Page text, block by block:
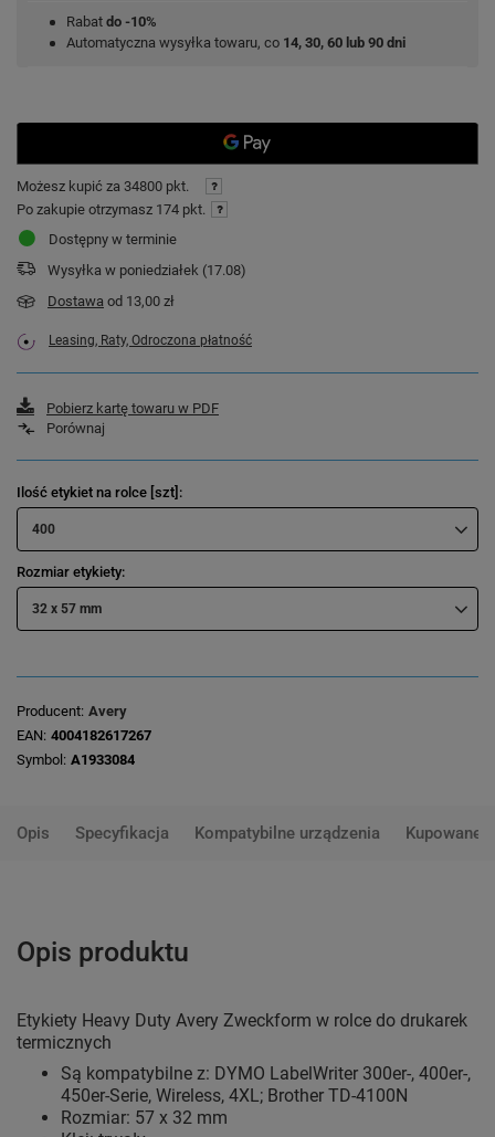
Rabat do -10%
Automatyczna wysyłka towaru, co 14, 30, 60 lub 90 dni
Możesz kupić za 34800 pkt.
Po zakupie otrzymasz 174 pkt.
Dostępny w terminie
Wysyłka w poniedziałek (17.08)
Dostawa od 13,00 zł
Leasing, Raty, Odroczona płatność
Pobierz kartę towaru w PDF
Porównaj
Ilość etykiet na rolce [szt]
400
Rozmiar etykiety
32 x 57 mm
Producent Avery
EAN 4004182617267
Symbol A1933084
Opis Specyfikacja Kompatybilne urządzenia Kupowane
Opis produktu
Etykiety Heavy Duty Avery Zweckform w rolce do drukarek
termicznych
Są kompatybilne z: DYMO LabelWriter 300er-, 400er-,
450er-Serie, Wireless, 4XL; Brother TD-4100N
Rozmiar: 57 x 32 mm